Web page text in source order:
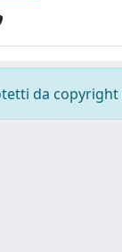
da